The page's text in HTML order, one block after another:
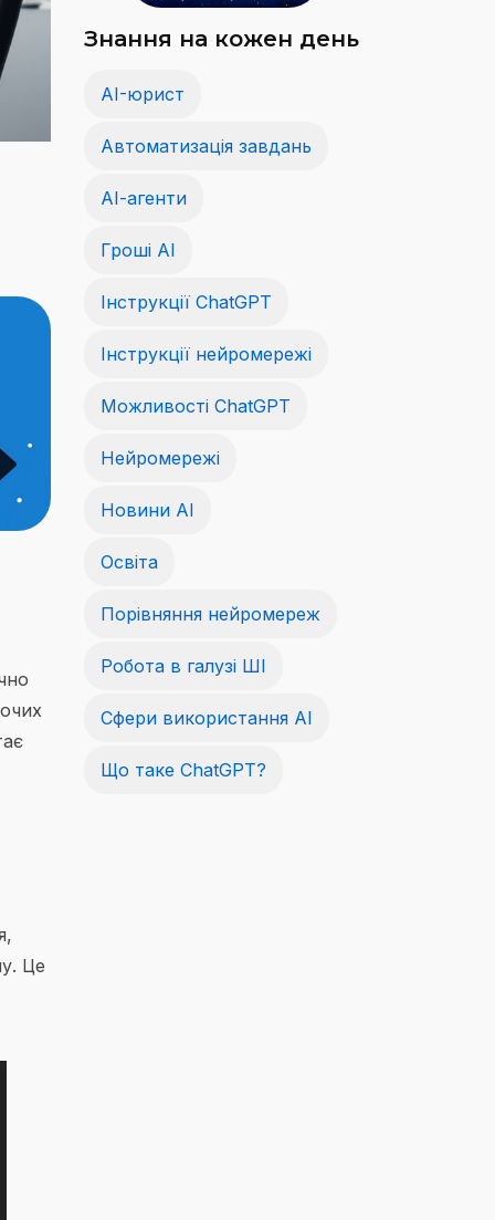
Це
Знання на кожен день
AI-юрист
Автоматизація завдань
АІ-агенти
Гроші АІ
Інструкції ChatGPT
Інструкції нейромережі
Можливості ChatGPT
Нейромережі
Новини AI
Освіта
Порівняння нейромереж
Робота в галузі ШІ
Сфери використання AI
Що таке ChatGPT?